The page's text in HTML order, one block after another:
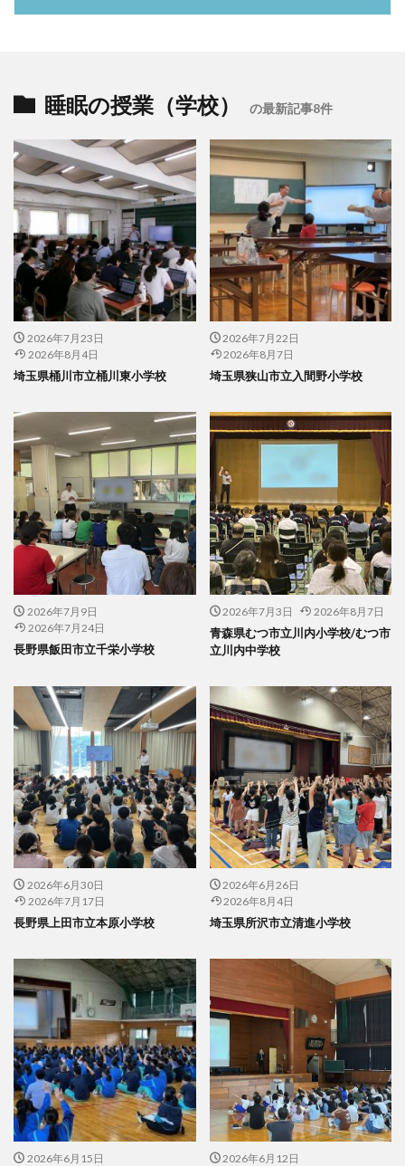
睡眠の授業（学校） の最新記事8件
2026年7月23日
2026年8月4日
埼玉県桶川市立桶川東小学校
2026年7月22日
2026年8月7日
埼玉県狭山市立入間野小学校
2026年7月9日
2026年7月24日
長野県飯田市立千栄小学校
2026年7月3日 2026年8月7日
青森県むつ市立川内小学校/むつ市
立川内中学校
2026年6月30日
2026年7月17日
長野県上田市立本原小学校
2026年6月26日
2026年8月4日
埼玉県所沢市立清進小学校
2026年6月15日
2026年6月12日